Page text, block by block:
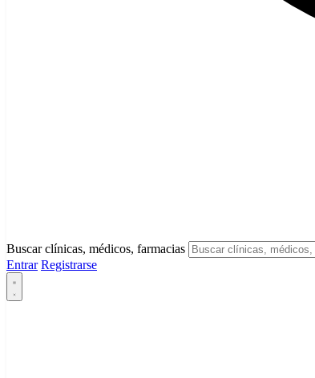
Buscar clínicas, médicos, farmacias
Entrar Registrarse